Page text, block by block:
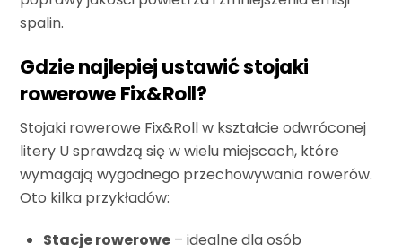
spalin.
Gdzie najlepiej ustawić stojaki
rowerowe Fix&Roll?
Stojaki rowerowe Fix&Roll w kształcie odwróconej
litery U sprawdzą się w wielu miejscach, które
wymagają wygodnego przechowywania rowerów.
Oto kilka przykładów:
Stacje rowerowe – idealne dla osób